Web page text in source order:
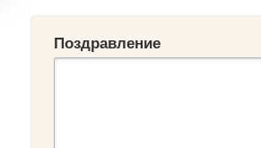
Поздравление